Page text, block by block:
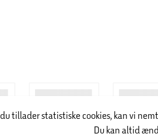
i det enkelte produkt overholder
tillader statistiske cookies, kan vi
Du kan altid